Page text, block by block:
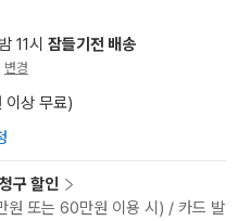
11시 잠들기전 배송
변경
이상 무료)
구 할인
원 또는 60만원 이용 시) / 카드 발